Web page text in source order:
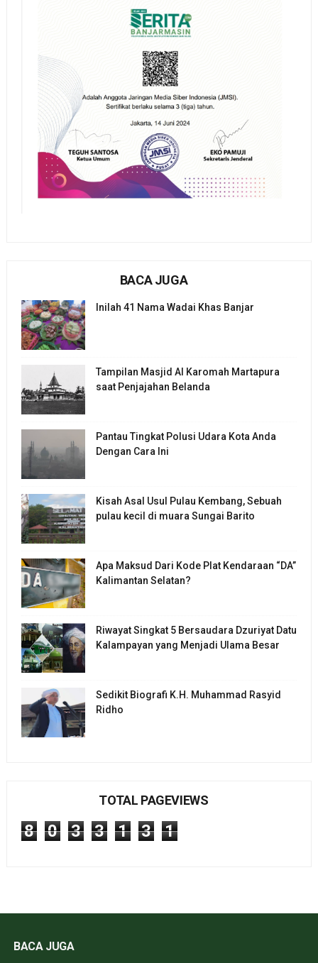
BACA JUGA
Inilah 41 Nama Wadai Khas Banjar
Tampilan Masjid Al Karomah Martapura
saat Penjajahan Belanda
Pantau Tingkat Polusi Udara Kota Anda
Dengan Cara Ini
Kisah Asal Usul Pulau Kembang, Sebuah
pulau kecil di muara Sungai Barito
Apa Maksud Dari Kode Plat Kendaraan “DA”
Kalimantan Selatan?
Riwayat Singkat 5 Bersaudara Dzuriyat Datu
Kalampayan yang Menjadi Ulama Besar
Sedikit Biografi K.H. Muhammad Rasyid
Ridho
TOTAL PAGEVIEWS
8 0 3 3 1 3 1
BACA JUGA